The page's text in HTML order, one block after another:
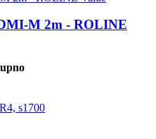
M 2m - ROLINE